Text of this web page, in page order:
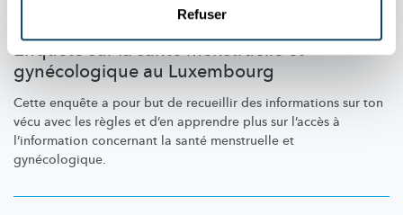
Refuser
Enquête sur la santé menstruelle et
gynécologique au Luxembourg
Cette enquête a pour but de recueillir des informations sur ton
vécu avec les règles et d’en apprendre plus sur l’accès à
l’information concernant la santé menstruelle et
gynécologique.